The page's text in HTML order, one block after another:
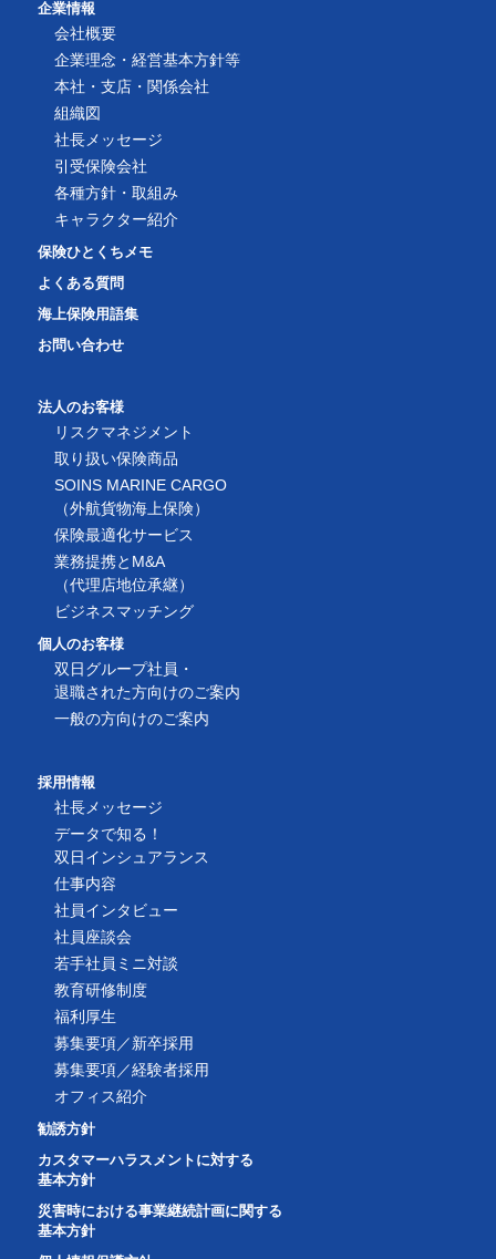
企業情報
会社概要
企業理念・経営基本方針等
本社・支店・関係会社
組織図
社長メッセージ
引受保険会社
各種方針・取組み
キャラクター紹介
保険ひとくちメモ
よくある質問
海上保険用語集
お問い合わせ
法人のお客様
リスクマネジメント
取り扱い保険商品
SOINS MARINE CARGO
（外航貨物海上保険）
保険最適化サービス
業務提携とM&A
（代理店地位承継）
ビジネスマッチング
個人のお客様
双日グループ社員・
退職された方向けのご案内
一般の方向けのご案内
採用情報
社長メッセージ
データで知る！
双日インシュアランス
仕事内容
社員インタビュー
社員座談会
若手社員ミニ対談
教育研修制度
福利厚生
募集要項／新卒採用
募集要項／経験者採用
オフィス紹介
勧誘方針
カスタマーハラスメントに対する
基本方針
災害時における事業継続計画に関する
基本方針